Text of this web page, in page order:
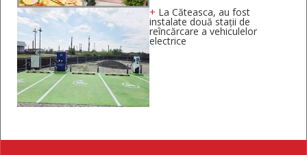
+ La Căteasca, au fost
instalate două stații de
reîncărcare a vehiculelor
electrice